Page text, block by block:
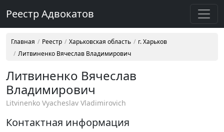
Реестр Адвокатов
Главная Реестр Харьковская область
г. Харьков
Литвиненко Вячеслав Владимирович
Литвиненко Вячеслав
Владимирович
Litvinenko Vyacheslav Vladimirovich
Контактная информация